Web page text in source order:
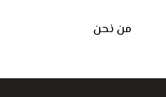
من نحن